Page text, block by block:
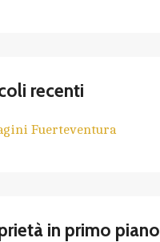
recenti
Fuerteventura
in primo piano